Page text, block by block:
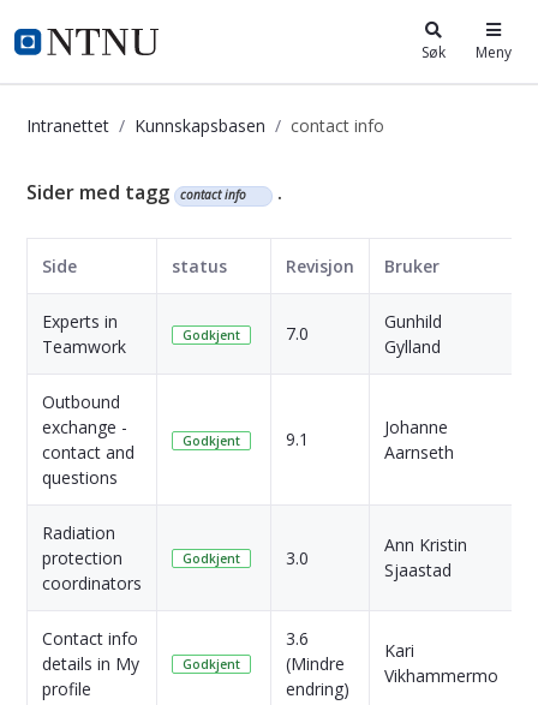
i.ntnu.no Søk Meny
Intranettet Kunnskapsbasen contact info
Kunnskapsbasen
Sider med tagg contact info .
Side status Revisjon Bruker
Experts in
Teamwork
Godkjent 7.0
Gunhild
Gylland
Outbound
exchange -
contact and
questions
Godkjent 9.1
Johanne
Aarnseth
Radiation
protection
coordinators
Godkjent 3.0
Ann Kristin
Sjaastad
Contact info
details in My
profile
Godkjent
3.6
(Mindre
endring)
Kari
Vikhammermo